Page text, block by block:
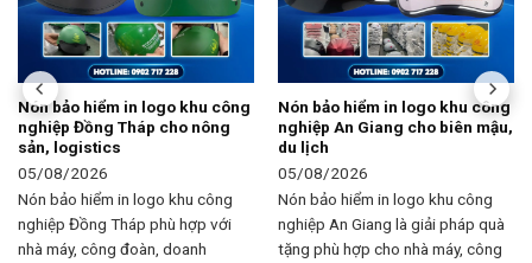
Nón bảo hiểm in logo khu công
nghiệp Đồng Tháp cho nông
sản, logistics
05/08/2026
Nón bảo hiểm in logo khu công
nghiệp Đồng Tháp phù hợp với
nhà máy, công đoàn, doanh
Nón bảo hiểm in logo khu công
nghiệp An Giang cho biên mậu,
du lịch
05/08/2026
Nón bảo hiểm in logo khu công
nghiệp An Giang là giải pháp quà
tặng phù hợp cho nhà máy, công